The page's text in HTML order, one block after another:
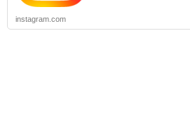
instagram.com